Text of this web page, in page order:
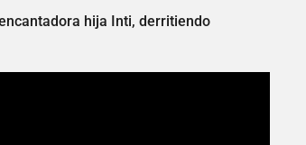
hija Inti, derritiendo